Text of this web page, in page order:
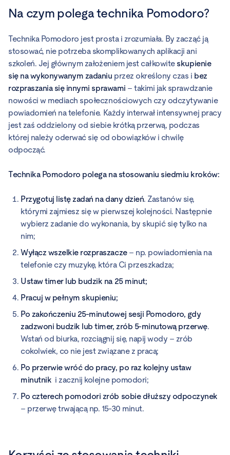
Na czym polega technika Pomodoro?
Technika Pomodoro jest prosta i zrozumiała. By zacząć ją
stosować, nie potrzeba skomplikowanych aplikacji ani
szkoleń. Jej głównym założeniem jest całkowite skupienie
się na wykonywanym zadaniu przez określony czas i bez
rozpraszania się innymi sprawami – takimi jak sprawdzanie
nowości w mediach społecznościowych czy odczytywanie
powiadomień na telefonie. Każdy interwał intensywnej pracy
jest zaś oddzielony od siebie krótką przerwą, podczas
której należy oderwać się od obowiązków i chwilę
odpocząć.
Technika Pomodoro polega na stosowaniu siedmiu kroków:
Przygotuj listę zadań na dany dzień. Zastanów się,
którymi zajmiesz się w pierwszej kolejności. Następnie
wybierz zadanie do wykonania, by skupić się tylko na
nim;
Wyłącz wszelkie rozpraszacze– np. powiadomienia na
telefonie czy muzykę, która Ci przeszkadza;
Ustaw timer lub budzik na 25 minut;
Pracuj w pełnym skupieniu;
Po zakończeniu 25-minutowej sesji Pomodoro, gdy
zadzwoni budzik lub timer, zrób 5-minutową przerwę.
Wstań od biurka, rozciągnij się, napij wody – zrób
cokolwiek, co nie jest związane z pracą;
Po przerwie wróć do pracy, po raz kolejny ustaw
minutnik i zacznij kolejne pomodori;
Po czterech pomodori zrób sobie dłuższy odpoczynek
– przerwę trwającą np. 15-30 minut.